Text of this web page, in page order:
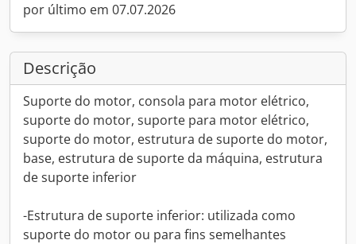
por último em 07.07.2026
Descrição
Suporte do motor, consola para motor elétrico,
suporte do motor, suporte para motor elétrico,
suporte do motor, estrutura de suporte do motor,
base, estrutura de suporte da máquina, estrutura
de suporte inferior
-Estrutura de suporte inferior: utilizada como
suporte do motor ou para fins semelhantes